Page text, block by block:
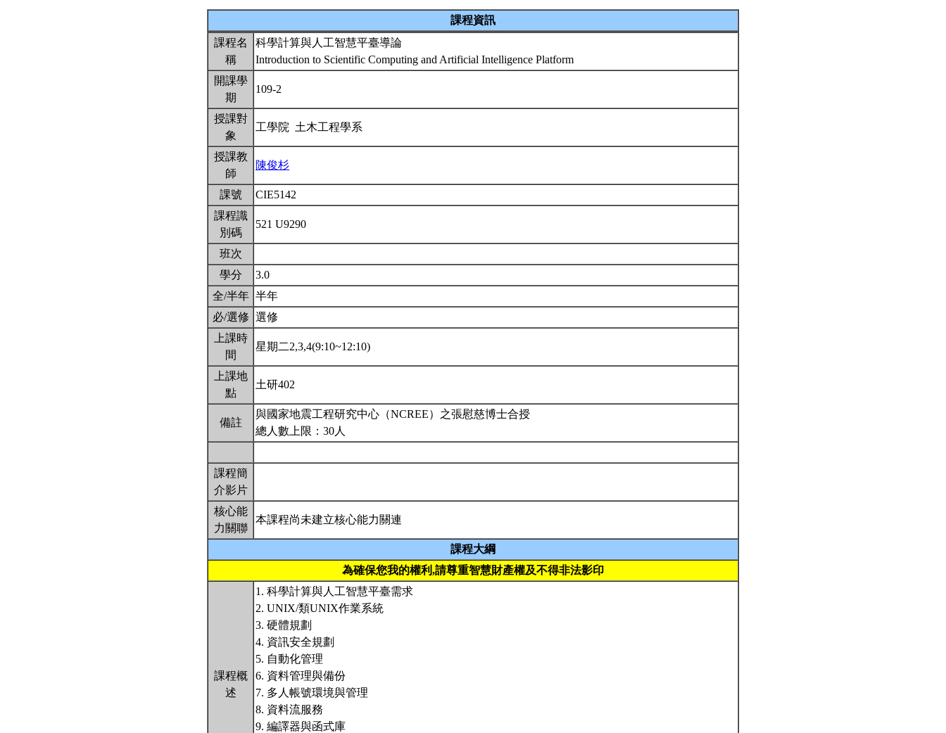
課程資訊
課程名
稱
科學計算與人工智慧平臺導論
Introduction to Scientific Computing and Artificial Intelligence Platform
開課學
期
109-2
授課對
象
工學院 土木工程學系
授課教
師
陳俊杉
課號
CIE5142
課程識
別碼
521 U9290
班次
學分
3.0
全/半年 半年
必/選修 選修
上課時
間
星期二2,3,4(9:10~12:10)
上課地
點
土研402
備註
與國家地震工程研究中心（NCREE）之張慰慈博士合授
總人數上限：30人
課程簡
介影片
核心能
力關聯
本課程尚未建立核心能力關連
課程大綱
為確保您我的權利,請尊重智慧財產權及不得非法影印
課程概
述
1. 科學計算與人工智慧平臺需求
2. UNIX/類UNIX作業系統
3. 硬體規劃
4. 資訊安全規劃
5. 自動化管理
6. 資料管理與備份
7. 多人帳號環境與管理
8. 資料流服務
9. 編譯器與函式庫